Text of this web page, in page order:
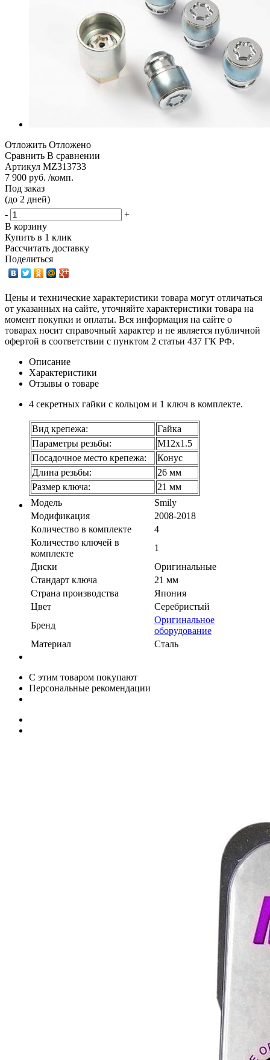
Отложить Отложено
Сравнить В сравнении
Артикул MZ313733
7 900 руб. /комп.
Под заказ
(до 2 дней)
-
+
В корзину
Купить в 1 клик
Рассчитать доставку
Поделиться
Цены и технические характеристики товара могут отличаться
от указанных на сайте, уточняйте характеристики товара на
момент покупки и оплаты. Вся информация на сайте о
товарах носит справочный характер и не является публичной
офертой в соответствии с пунктом 2 статьи 437 ГК РФ.
Описание
Характеристики
Отзывы о товаре
4 секретных гайки с кольцом и 1 ключ в комплекте.
Вид крепежа:
Гайка
Параметры резьбы:
М12х1.5
Посадочное место крепежа:
Конус
Длина резьбы:
26 мм
Размер ключа:
21 мм
Модель
Smily
Модификация
2008-2018
Количество в комплекте
4
Количество ключей в
комплекте
1
Диски
Оригинальные
Стандарт ключа
21 мм
Страна производства
Япония
Цвет
Серебристый
Бренд
Оригинальное
оборудование
Материал
Сталь
С этим товаром покупают
Персональные рекомендации